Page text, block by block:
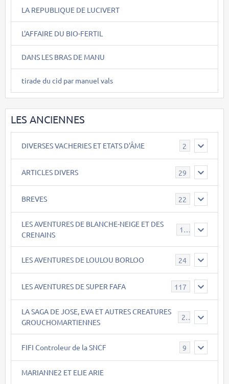
LA REPUBLIQUE DE LUCIVERT
L'AFFAIRE DU BIO-FERTIL
DANS LES BRAS DE MANU
tirade du cid par manuel vals
LES ANCIENNES
DIVERSES VACHERIES ET ETATS D'ÂME 2
ARTICLES DIVERS 29
BREVES 22
LES AVENTURES DE BLANCHE-NEIGE ET DES
CRENAINS
17
LES AVENTURES DE LOULOU BORLOO 24
LES AVENTURES DE SUPER FAFA 117
LA SAGA DE JOSE, EVA ET AUTRES CREATURES
GROUCHOMARTIENNES
26
FIFI Controleur de la SNCF 9
MARIANNE2 ET ELIE ARIE